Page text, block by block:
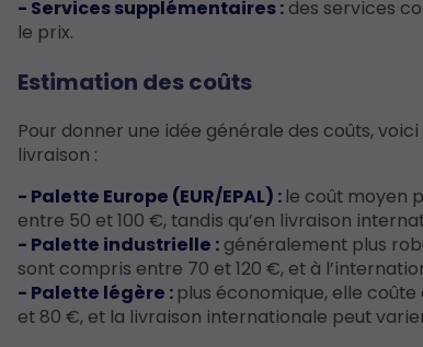
- Services supplémentaires : des services
le prix.
Estimation des coûts
Pour donner une idée générale des coûts,
livraison :
- Palette Europe (EUR/EPAL) : le coût moyen
entre 50 et 100 €, tandis qu’en livraison
- Palette industrielle : généralement plus
sont compris entre 70 et 120 €, et à
- Palette légère : plus économique, elle
et 80 €, et la livraison internationale peut